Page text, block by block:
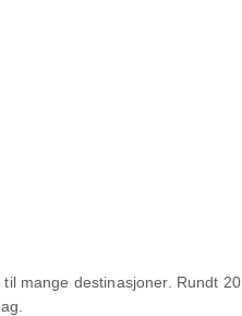
mange destinasjoner. Rundt 20